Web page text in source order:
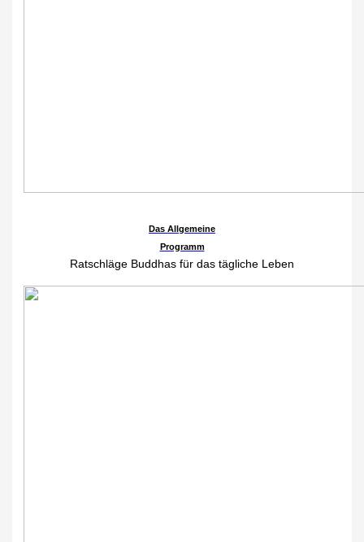
Das Allgemeine
Programm
Ratschläge Buddhas für das tägliche Leben